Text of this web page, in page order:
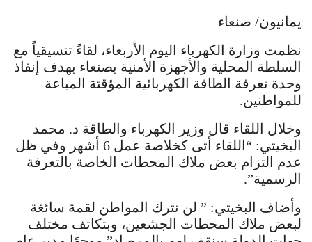
يمانيون/ صنعاء
نظمت وزارة الكهرباء اليوم الأربعاء، لقاءً تنسيقياً مع
السلطة المحلية والأجهزة الأمنية بصنعاء بهدف إنفاذ
وحدة تعرفة الطاقة الكهربائية المؤقتة المباعة
للمواطنين.
وخلال اللقاء قال وزير الكهرباء والطاقة د. محمد
البخيتي: “اللقاء أتى كخلاصة عمل 6 أشهر وفي ظل
عدم التزام بعض ملاك المحطات الخاصة بالتعرفة
الرسمية”.
وأضاف البخيتي: ” لن نترك المواطن لقمة سائغة
لبعض ملاك المحطات الجشعين، وبتكاتف مختلف